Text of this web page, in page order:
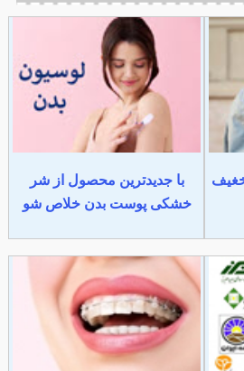
با جدیدترین محصول از شر
خشکی پوست بدن خلاص شو